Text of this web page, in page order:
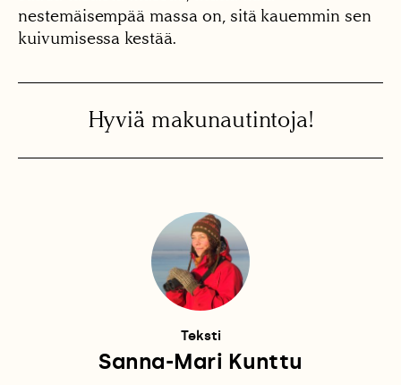
nestemäisempää massa on, sitä kauemmin sen
kuivumisessa kestää.
Hyviä makunautintoja!
Teksti
Sanna-Mari Kunttu